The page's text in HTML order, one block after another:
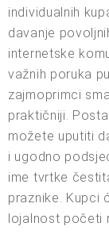
individualnih
davanje
internetske
važnih poruka
zajmoprimci
praktičniji.
možete uputiti
i ugodno
ime tvrtke
praznike. Kupci
lojalnost početi